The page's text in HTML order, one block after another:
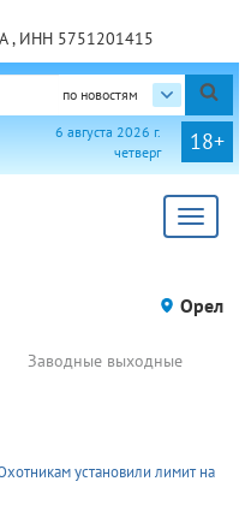
, ИНН 5751201415
по новостям
18+
6 августа 2026 г.
четверг
Toggle
Орел
Заводные выходные
установили лимит на